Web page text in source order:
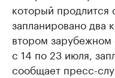
который
запланировано два
втором
с 14 по 23 июля,
сообщает пресс-